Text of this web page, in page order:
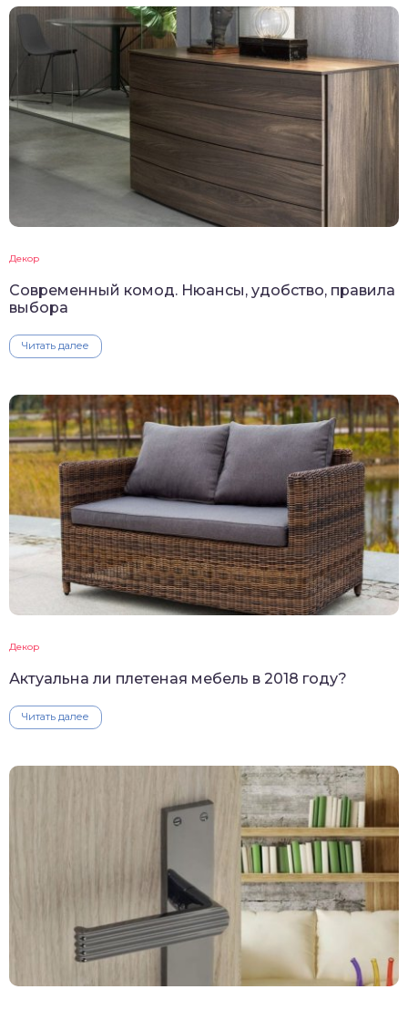
Декор
Современный комод. Нюансы, удобство, правила
выбора
Читать далее
Декор
Актуальна ли плетеная мебель в 2018 году?
Читать далее